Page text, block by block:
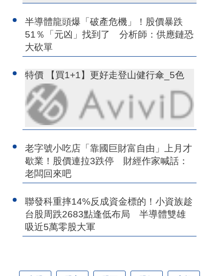
半導體龍頭爆「破產危機」！股價暴跌
51％「元凶」找到了 分析師：供應鏈恐
大砍單
特價 【買1+1】更好走登山健行傘_5色
老字號小吃店「靠國巨財富自由」上月才
歇業！股價連拉3跌停 財經作家喊話：
老闆回來吧
聯發科重摔14%反成資金標的！小資族趁
台股周跌2683點逢低布局 半導體雙雄
吸近5萬零股大軍